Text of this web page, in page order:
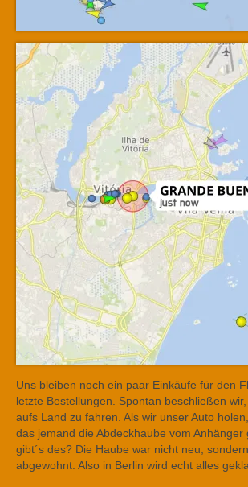
Uns bleiben noch ein paar Einkäufe für den
letzte Bestellungen. Spontan beschließen
aufs Land zu fahren. Als wir unser Auto
das jemand die Abdeckhaube vom Anhänger
gibt´s des? Die Haube war nicht neu,
abgewohnt. Also in Berlin wird echt alles